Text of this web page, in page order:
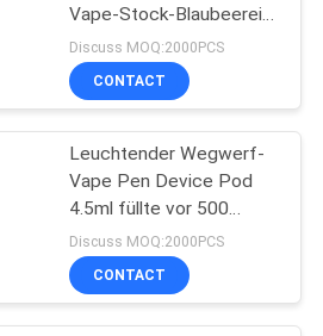
16
Vape-Stock-Blaubeereis
4.5ml
Discuss MOQ:2000PCS
CONTACT
Leuchtender Wegwerf-
Vape Pen Device Pod
4.5ml füllte vor 500
Hauche
Discuss MOQ:2000PCS
CONTACT